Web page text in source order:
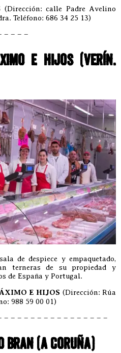
(Dirección: calle Padre Avelino
Teléfono: 686 34 25 13)
– – – –
E HIJOS (VERÍN.
de despiece y empaquetado,
terneras de su propiedad y
de España y Portugal.
E HIJOS (Dirección: Rúa
988 59 00 01)
– – – – – – – – – – – – – – – –
BRAN (A CORUÑA)